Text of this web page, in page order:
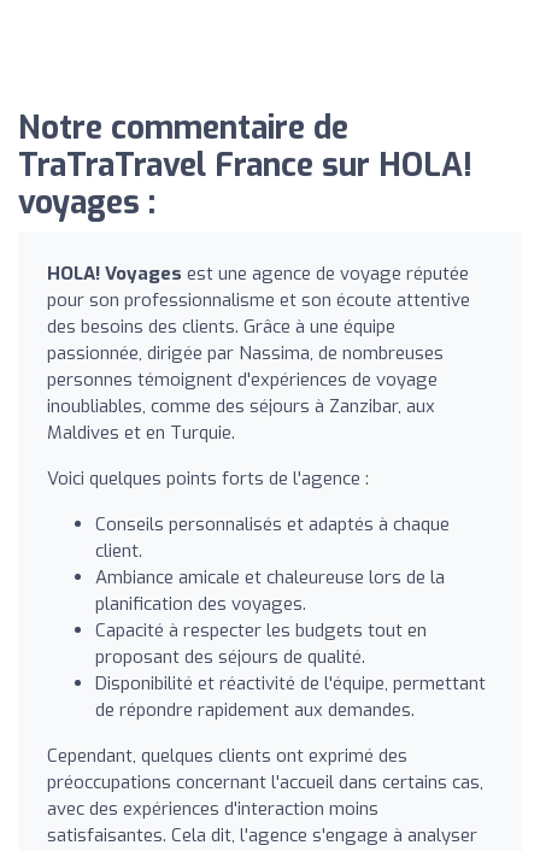
Notre commentaire de
TraTraTravel France sur HOLA!
voyages :
HOLA! Voyages est une agence de voyage réputée
pour son professionnalisme et son écoute attentive
des besoins des clients. Grâce à une équipe
passionnée, dirigée par Nassima, de nombreuses
personnes témoignent d'expériences de voyage
inoubliables, comme des séjours à Zanzibar, aux
Maldives et en Turquie.
Voici quelques points forts de l'agence :
Conseils personnalisés et adaptés à chaque
client.
Ambiance amicale et chaleureuse lors de la
planification des voyages.
Capacité à respecter les budgets tout en
proposant des séjours de qualité.
Disponibilité et réactivité de l'équipe, permettant
de répondre rapidement aux demandes.
Cependant, quelques clients ont exprimé des
préoccupations concernant l'accueil dans certains cas,
avec des expériences d'interaction moins
satisfaisantes. Cela dit, l'agence s'engage à analyser